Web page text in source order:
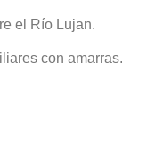
el Río Lujan.
con amarras.